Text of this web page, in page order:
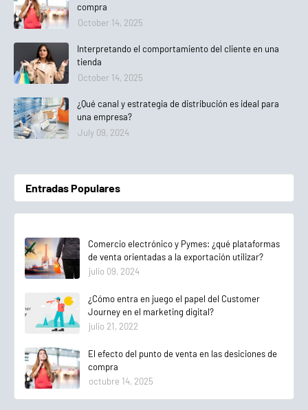
compra
October 14, 2025
Interpretando el comportamiento del cliente en una
tienda
October 14, 2025
¿Qué canal y estrategia de distribución es ideal para
una empresa?
July 09, 2024
Entradas Populares
Comercio electrónico y Pymes: ¿qué plataformas
de venta orientadas a la exportación utilizar?
julio 09, 2024
¿Cómo entra en juego el papel del Customer
Journey en el marketing digital?
julio 21, 2022
El efecto del punto de venta en las desiciones de
compra
octubre 14, 2025